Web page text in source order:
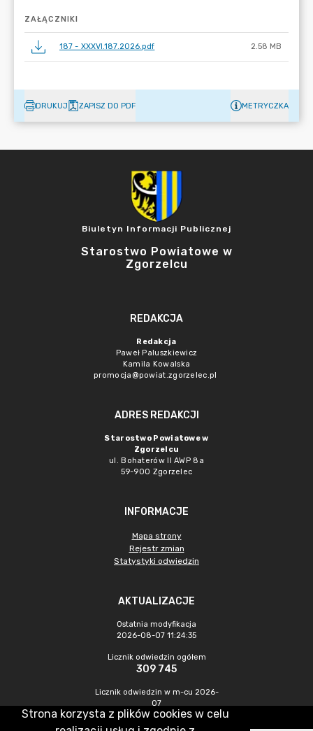
ZAŁĄCZNIKI
187 - XXXVI.187.2026.pdf 2.58 MB
DRUKUJ ZAPISZ DO PDF METRYCZKA
Biuletyn Informacji Publicznej
Starostwo Powiatowe w
Zgorzelcu
REDAKCJA
Redakcja
Paweł Paluszkiewicz
Kamila Kowalska
promocja@powiat.zgorzelec.pl
ADRES REDAKCJI
Starostwo Powiatowe w
Zgorzelcu
ul. Bohaterów II AWP 8a
59-900 Zgorzelec
INFORMACJE
Mapa strony
Rejestr zmian
Statystyki odwiedzin
AKTUALIZACJE
Ostatnia modyfikacja
2026-08-07 11:24:35
Licznik odwiedzin ogółem
309 745
Licznik odwiedzin w m-cu 2026-
07
443
Strona korzysta z plików cookies w celu